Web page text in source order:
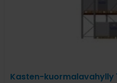
Kasten-kuormalavahylly